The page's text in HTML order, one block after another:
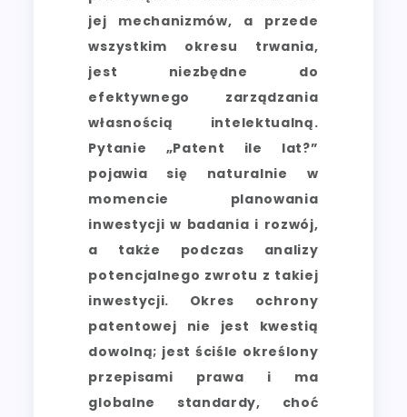
jej mechanizmów, a przede
wszystkim okresu trwania,
jest niezbędne do
efektywnego zarządzania
własnością intelektualną.
Pytanie „Patent ile lat?”
pojawia się naturalnie w
momencie planowania
inwestycji w badania i rozwój,
a także podczas analizy
potencjalnego zwrotu z takiej
inwestycji. Okres ochrony
patentowej nie jest kwestią
dowolną; jest ściśle określony
przepisami prawa i ma
globalne standardy, choć